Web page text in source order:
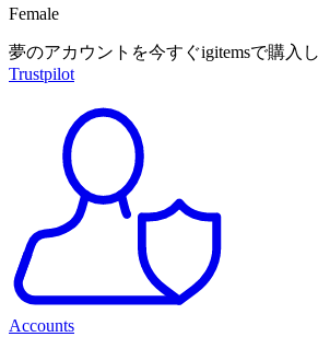
Female
夢のアカウントを今すぐigitemsで購入
Trustpilot
Accounts